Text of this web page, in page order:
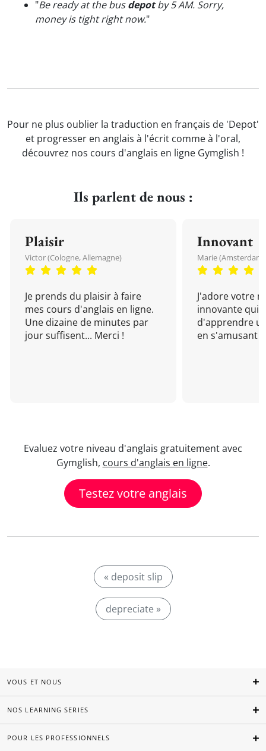
"Be ready at the busdepotby 5 AM. Sorry,
money is tight right now."
Pour ne plus oublier la traduction en français de 'Depot'
et progresser en anglais à l'écrit comme à l'oral,
découvrez nos cours d'anglais en ligne Gymglish !
Ils parlent de nous :
Plaisir
Victor (Cologne, Allemagne)
Je prends du plaisir à faire
mes cours d'anglais en ligne.
Une dizaine de minutes par
jour suffisent... Merci !
Innovant
Marie (Amsterdam,
J'adore votre
innovante qui
d'apprendre
en s'amusant !
Evaluez votre niveau d'anglais gratuitement avec
Gymglish, cours d'anglais en ligne.
Testez votre anglais
« deposit slip
depreciate »
VOUS ET NOUS
NOS LEARNING SERIES
POUR LES PROFESSIONNELS